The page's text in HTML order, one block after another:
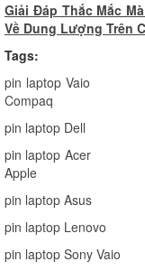
Giải Đáp Thắc Mắc
Về Dung Lượng Trên
Tags:
pin laptop Vaio
Compaq
pin laptop Dell
pin laptop Acer
Apple
pin laptop Asus
pin laptop Lenovo
pin laptop Sony Vaio